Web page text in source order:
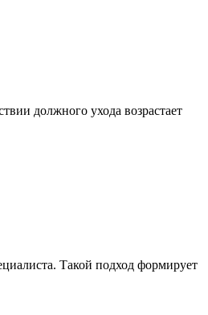
должного ухода возрастает
Такой подход формирует